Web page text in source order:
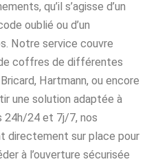
qu’il s’agisse d’un
oublié ou d’un
Notre service couvre
coffres de différentes
Hartmann, ou encore
une solution adaptée à
24h/24 et 7j/7, nos
directement sur place pour
à l’ouverture sécurisée